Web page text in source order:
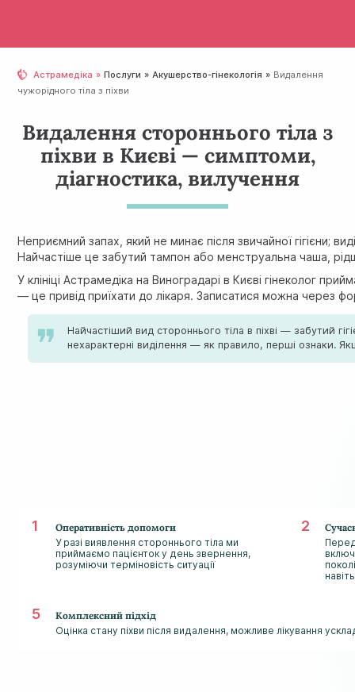
Астрамедіка Послуги Акушерство-гінекологія
Видалення
чужорідного тіла з піхви
Видалення стороннього тіла з
піхви в Києві — симптоми,
діагностика, вилучення
Неприємний запах, який не минає після звичайної гігієни;
Найчастіше це забутий тампон або менструальна чаша,
У клініці Астрамедіка на Виноградарі в Києві гінеколог
— це привід приїхати до лікаря. Записатися можна через
Найчастіший вид стороннього тіла в піхві — забутий
нехарактерні виділення — як правило, перші ознаки.
Оперативність допомоги
У разі виявлення стороннього тіла ми
приймаємо пацієнток у день звернення,
розуміючи терміновість ситуації
Комплексний підхід
Оцінка стану піхви після видалення, можливе лікування